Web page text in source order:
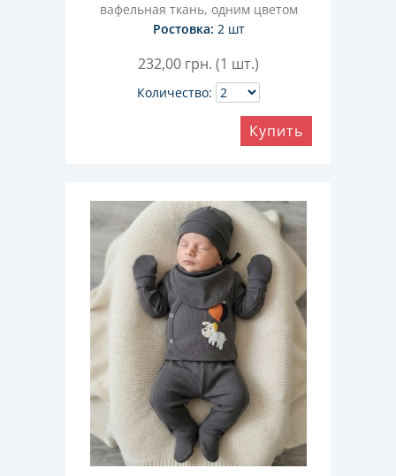
вафельная ткань, одним цветом
Ростовка: 2 шт
232,00 грн. (1 шт.)
Количество:
Купить